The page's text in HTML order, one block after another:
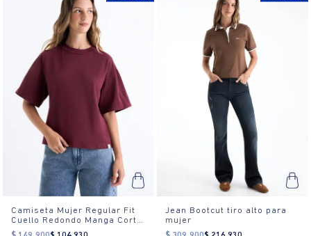
Camiseta Mujer Regular Fit
Cuello Redondo Manga Corta
Estampada Blanca
Jean Bootcut tiro alto para
mujer